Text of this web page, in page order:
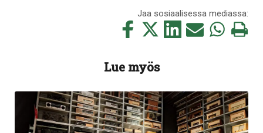
Jaa sosiaalisessa mediassa:
Jaa
tämä
Jaa
Jaa
tämä
Jaa
Jaa
Tulosta
Lue myös